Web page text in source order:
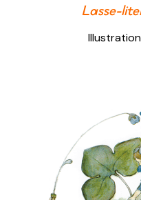
Lasse-
Illustration